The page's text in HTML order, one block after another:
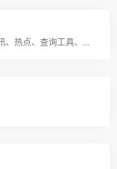
我要啦 为个人站长和企业提供全面的资讯、热点、查询工具、营销工具以及专业的营销解决方案